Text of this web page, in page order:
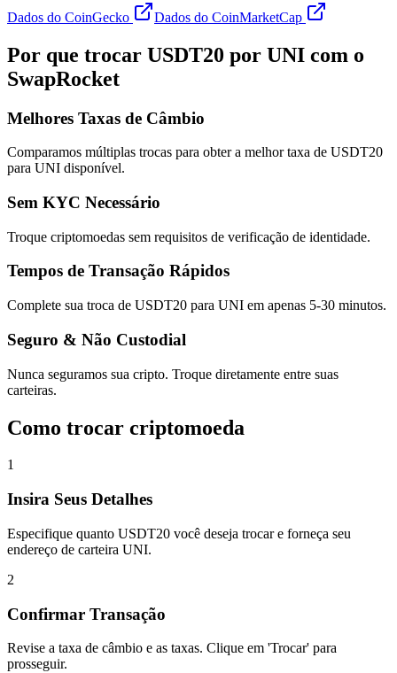
Dados do CoinGecko Dados do CoinMarketCap
Por que trocar USDT20 por UNI com o
SwapRocket
Melhores Taxas de Câmbio
Comparamos múltiplas trocas para obter a melhor taxa de USDT20
para UNI disponível.
Sem KYC Necessário
Troque criptomoedas sem requisitos de verificação de identidade.
Tempos de Transação Rápidos
Complete sua troca de USDT20 para UNI em apenas 5-30 minutos.
Seguro & Não Custodial
Nunca seguramos sua cripto. Troque diretamente entre suas
carteiras.
Como trocar criptomoeda
1
Insira Seus Detalhes
Especifique quanto USDT20 você deseja trocar e forneça seu
endereço de carteira UNI.
2
Confirmar Transação
Revise a taxa de câmbio e as taxas. Clique em 'Trocar' para
prosseguir.